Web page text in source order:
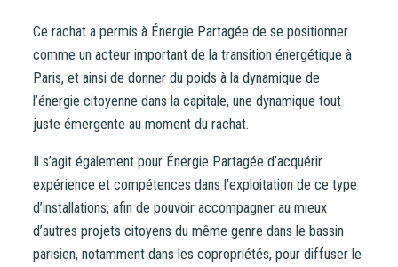
Ce rachat a permis à Énergie Partagée de se positionner
comme un acteur important de la transition énergétique à
Paris, et ainsi de donner du poids à la dynamique de
l’énergie citoyenne dans la capitale, une dynamique tout
juste émergente au moment du rachat.
Il s’agit également pour Énergie Partagée d’acquérir
expérience et compétences dans l’exploitation de ce type
d’installations, afin de pouvoir accompagner au mieux
d’autres projets citoyens du même genre dans le bassin
parisien, notamment dans les copropriétés, pour diffuser le